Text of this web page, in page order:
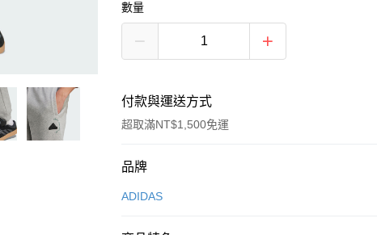
數量
付款與運送方式
超取滿NT$1,500免運
付款方式
信用卡一次付款
品牌
ADIDAS